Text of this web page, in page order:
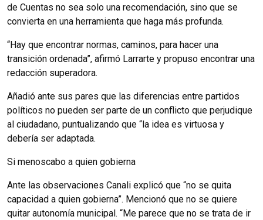
de Cuentas no sea solo una recomendación, sino que se
convierta en una herramienta que haga más profunda.
“Hay que encontrar normas, caminos, para hacer una
transición ordenada”, afirmó Larrarte y propuso encontrar una
redacción superadora.
Añadió ante sus pares que las diferencias entre partidos
políticos no pueden ser parte de un conflicto que perjudique
al ciudadano, puntualizando que “la idea es virtuosa y
debería ser adaptada.
Si menoscabo a quien gobierna
Ante las observaciones Canali explicó que “no se quita
capacidad a quien gobierna”. Mencionó que no se quiere
quitar autonomía municipal. “Me parece que no se trata de ir